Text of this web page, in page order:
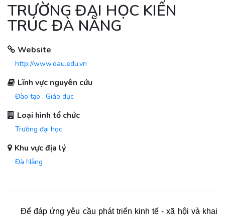
TRƯỜNG ĐẠI HỌC KIẾN
TRÚC ĐÀ NẴNG
Website
http://www.dau.edu.vn
Lĩnh vực nguyên cứu
Đào tạo , Giáo dục
Loại hình tổ chức
Trường đại học
Khu vực địa lý
Đà Nẵng
Để đáp ứng yêu cầu phát triển kinh tế - xã hội và khai